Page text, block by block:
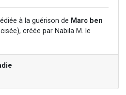
4 personnes viennent de nous rejoindre sur WhatsApp
3 personnes viennent de nous rejoindre sur WhatsApp
viennent de faire un don pour 5 jours de vacances aux Orphelins
viennent de faire un don pour Tsédaka : pauvres d'Israel
à la guérison de Marc ben
créée par Nabila M. le